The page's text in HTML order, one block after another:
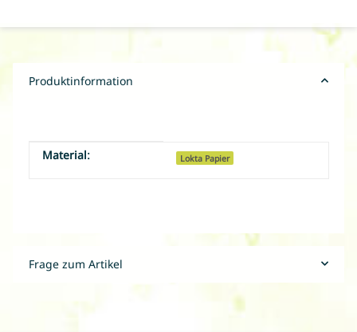
Produktinformation
Produkteigenschaft
Wert
Material: Lokta Papier
Frage zum Artikel